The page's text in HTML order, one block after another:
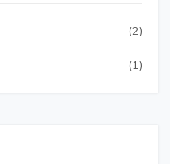
(2)
(1)